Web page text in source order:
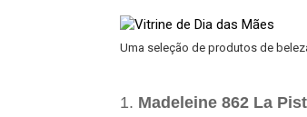
Uma seleção de produtos de
Madeleine 862 La